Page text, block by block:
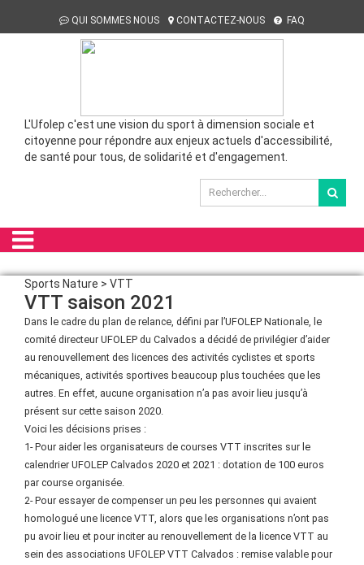
QUI SOMMES NOUS CONTACTEZ-NOUS FAQ
L'Ufolep c'est une vision du sport à dimension sociale et
citoyenne pour répondre aux enjeux actuels d'accessibilité,
de santé pour tous, de solidarité et d'engagement.
Sports Nature > VTT
VTT saison 2021
Dans le cadre du plan de relance, défini par l’UFOLEP Nationale, le
comité directeur UFOLEP du Calvados a décidé de privilégier d’aider
au renouvellement des licences des activités cyclistes et sports
mécaniques, activités sportives beaucoup plus touchées que les
autres. En effet, aucune organisation n’a pas avoir lieu jusqu’à
présent sur cette saison 2020.
Voici les décisions prises :
1- Pour aider les organisateurs de courses VTT inscrites sur le
calendrier UFOLEP Calvados 2020 et 2021 : dotation de 100 euros
par course organisée.
2- Pour essayer de compenser un peu les personnes qui avaient
homologué une licence VTT, alors que les organisations n’ont pas
pu avoir lieu et pour inciter au renouvellement de la licence VTT au
sein des associations UFOLEP VTT Calvados : remise valable pour